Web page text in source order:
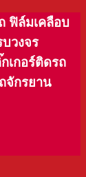
ฟิล์มเคลือบ
วงจร
เกอร์ติดรถ
จักรยาน